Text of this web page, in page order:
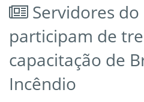
Servidores do
participam de
capacitação de
Incêndio